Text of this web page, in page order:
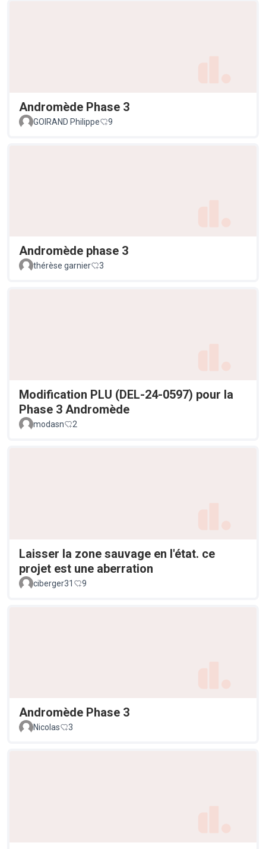
Andromède Phase 3
GOIRAND Philippe 9
Andromède phase 3
thérèse garnier 3
Modification PLU (DEL-24-0597) pour la
Phase 3 Andromède
modasn 2
Laisser la zone sauvage en l'état. ce
projet est une aberration
ciberger31 9
Andromède Phase 3
Nicolas 3